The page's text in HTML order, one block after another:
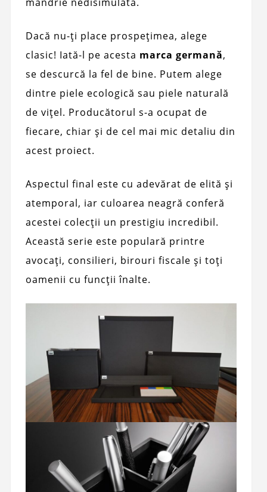
Dacă nu-ți place prospețimea, alege
clasic! Iată-l pe acesta marca germană,
se descurcă la fel de bine. Putem alege
dintre piele ecologică sau piele naturală
de vițel. Producătorul s-a ocupat de
fiecare, chiar și de cel mai mic detaliu din
acest proiect.
Aspectul final este cu adevărat de elită și
atemporal, iar culoarea neagră conferă
acestei colecții un prestigiu incredibil.
Această serie este populară printre
avocați, consilieri, birouri fiscale și toți
oamenii cu funcții înalte.